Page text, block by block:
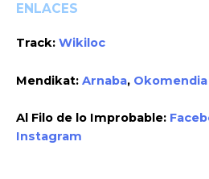
ENLACES
Track: Wikiloc
Mendikat: Arnaba, Okomendia
Al Filo de lo Improbable:
Instagram